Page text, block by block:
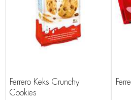
Ferrero Keks Crunchy
Cookies